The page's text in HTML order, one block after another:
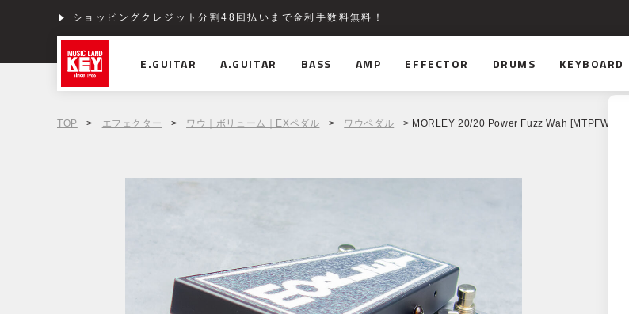
ショッピングクレジット分割48回払いまで金利手数料無料！
E.GUITAR A.GUITAR BASS AMP EFFECTOR DRUMS KEYBOARD
TOP > エフェクター > ワウ｜ボリューム｜EXペダル > ワウペダル > MORLEY 20/20 Power Fuzz Wah [MTPFW]